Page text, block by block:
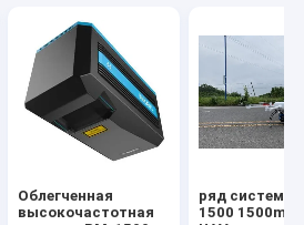
Облегченная
высокочастотная
ряд системы
1500 1500m